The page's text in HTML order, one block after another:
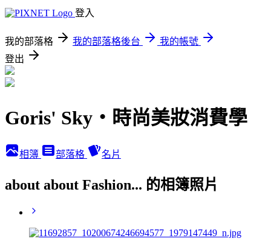
登入
我的部落格 我的部落格後台
我的帳號
登出
Goris' Sky‧時尚美妝消費學
相簿 部落格 名片
about about Fashion... 的相簿照片